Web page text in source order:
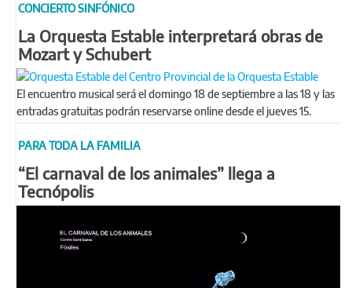
CONCIERTO SINFÓNICO
La Orquesta Estable interpretará obras de
Mozart y Schubert
El encuentro musical será el domingo 18 de septiembre a las 18 y las
entradas gratuitas podrán reservarse online desde el jueves 15.
PARA TODA LA FAMILIA
“El carnaval de los animales” llega a
Tecnópolis